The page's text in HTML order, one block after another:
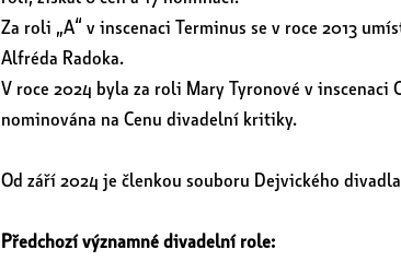
Za roli „A“ v inscenaci Terminus se v roce 2013
Alfréda Radoka.
V roce 2024 byla za roli Mary Tyronové v inscenaci
nominována na Cenu divadelní kritiky.
Od září 2024 je členkou souboru Dejvického
Předchozí významné divadelní role: